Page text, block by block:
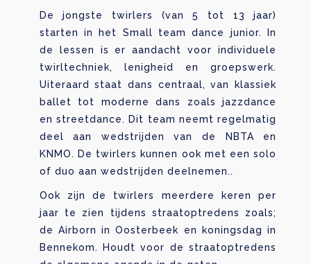
De jongste twirlers (van 5 tot 13 jaar)
starten in het Small team dance junior. In
de lessen is er aandacht voor individuele
twirltechniek, lenigheid en groepswerk.
Uiteraard staat dans centraal, van klassiek
ballet tot moderne dans zoals jazzdance
en streetdance. Dit team neemt regelmatig
deel aan wedstrijden van de NBTA en
KNMO. De twirlers kunnen ook met een solo
of duo aan wedstrijden deelnemen..
Ook zijn de twirlers meerdere keren per
jaar te zien tijdens straatoptredens zoals;
de Airborn in Oosterbeek en koningsdag in
Bennekom. Houdt voor de straatoptredens